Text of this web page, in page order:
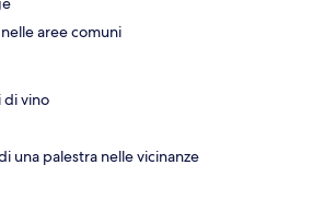
aree comuni
di vino
una palestra nelle vicinanze